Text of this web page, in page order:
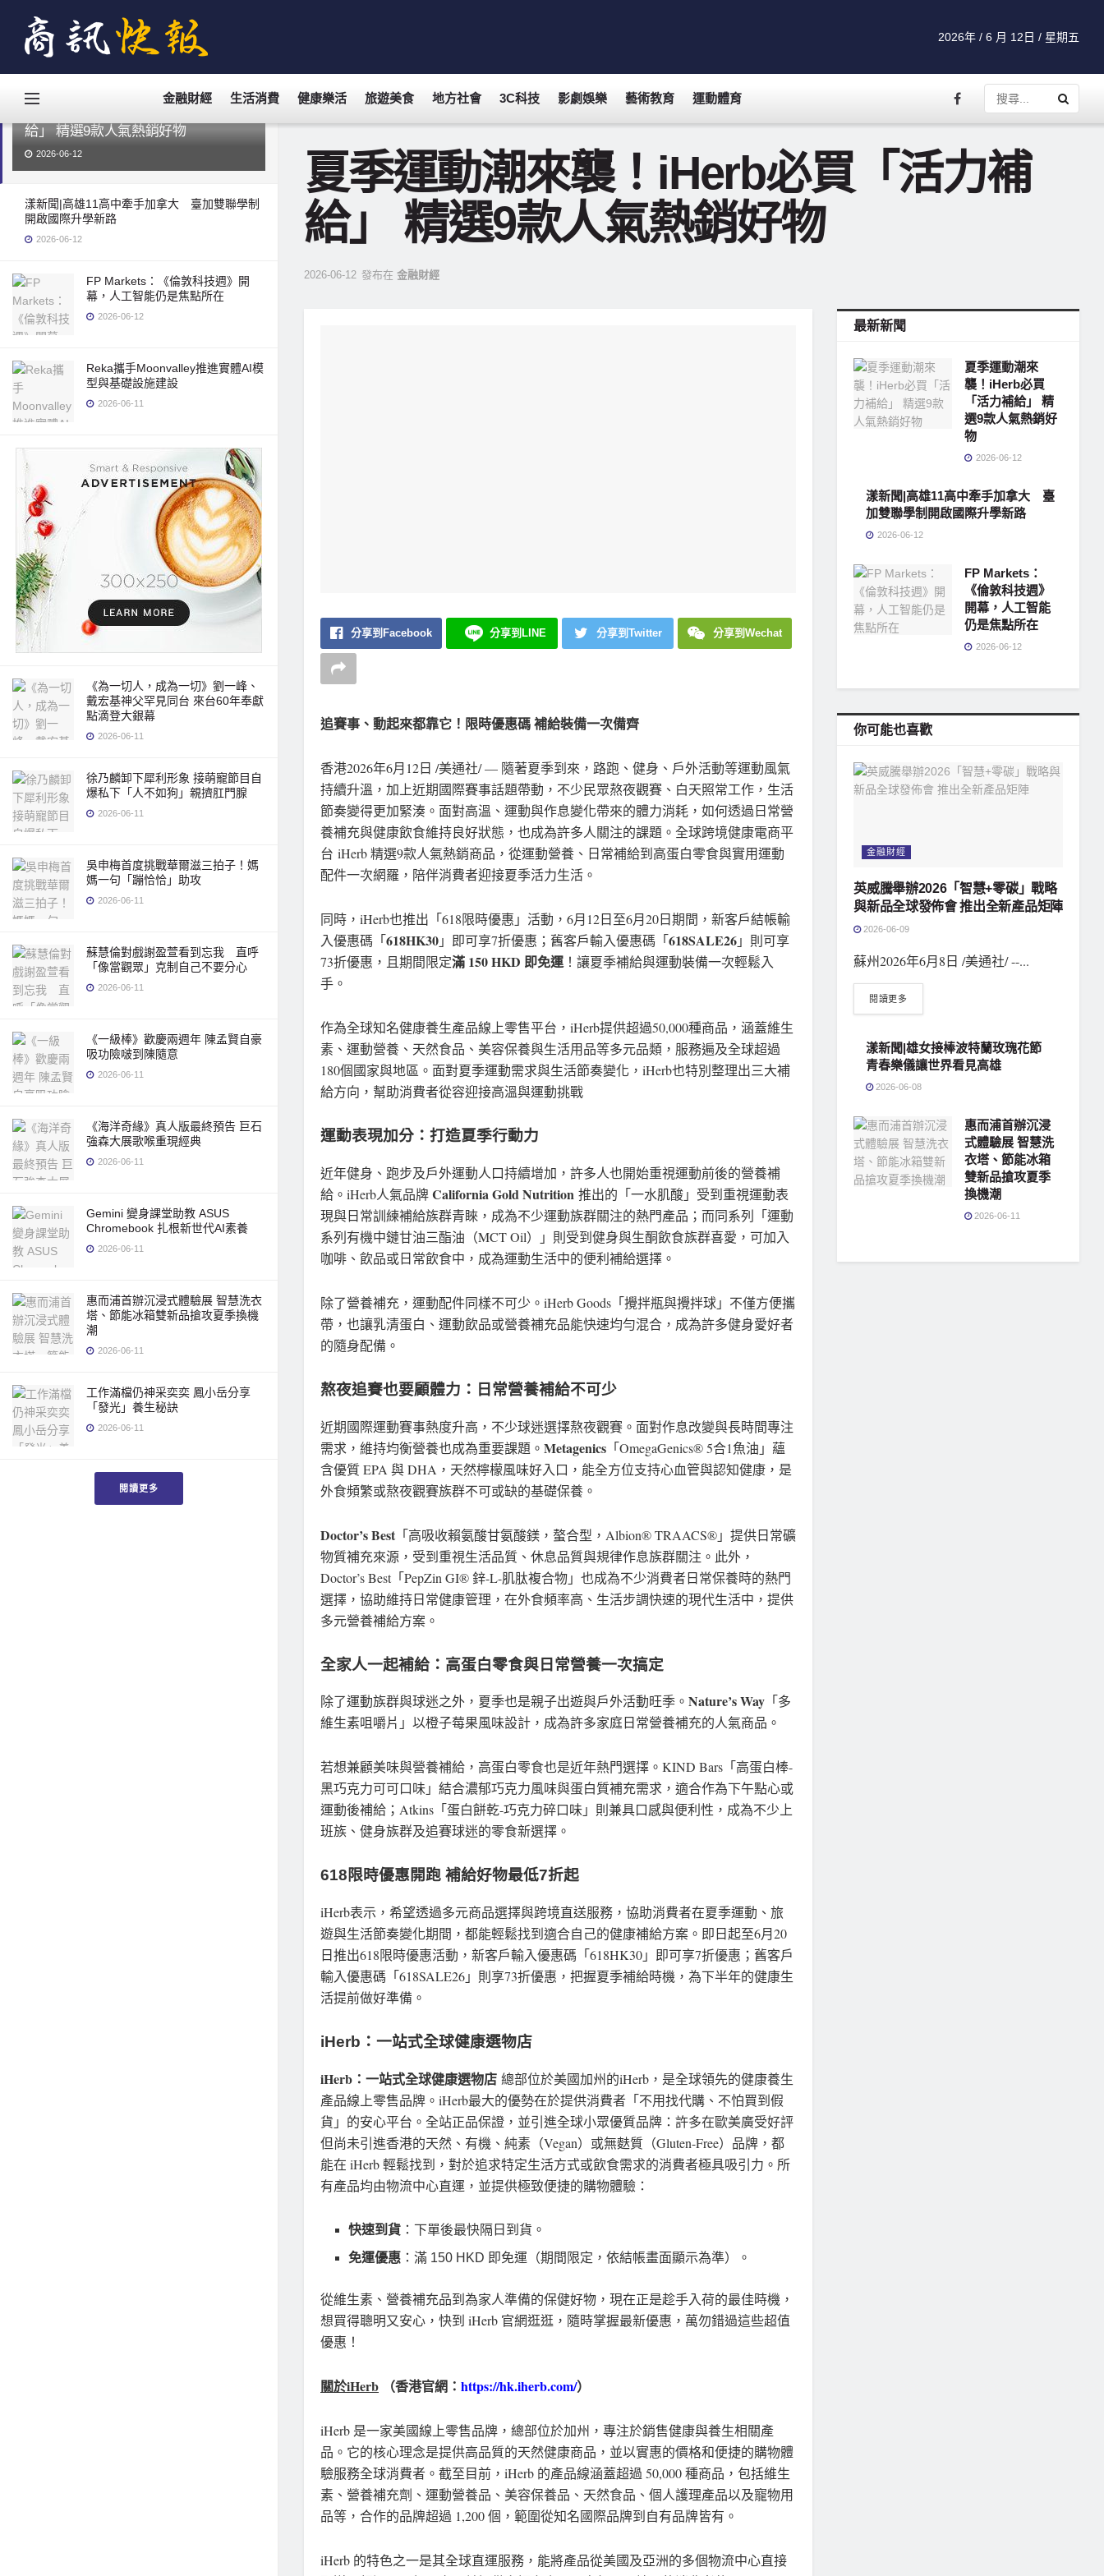
最新的
給」 精選9款人氣熱銷好物
2026-06-12
漾新聞|高雄11高中牽手加拿大 臺加雙聯學制
開啟國際升學新路
2026-06-12
FP Markets：《倫敦科技週》開
幕，人工智能仍是焦點所在
2026-06-12
Reka攜手Moonvalley推進實體AI模
型與基礎設施建設
2026-06-11
《為一切人，成為一切》劉一峰、
戴宏基神父罕見同台 來台60年奉獻
點滴登大銀幕
2026-06-11
徐乃麟卸下犀利形象 接萌寵節目自
爆私下「人不如狗」親擠肛門腺
2026-06-11
吳申梅首度挑戰華爾滋三拍子！媽
媽一句「蹦恰恰」助攻
2026-06-11
蘇慧倫對戲謝盈萱看到忘我 直呼
「像當觀眾」克制自己不要分心
2026-06-11
《一級棒》歡慶兩週年 陳孟賢自豪
吸功險啵到陳隨意
2026-06-11
《海洋奇緣》真人版最終預告 巨石
強森大展歌喉重現經典
2026-06-11
Gemini 變身課堂助教 ASUS
Chromebook 扎根新世代AI素養
2026-06-11
惠而浦首辦沉浸式體驗展 智慧洗衣
塔、節能冰箱雙新品搶攻夏季換機
潮
2026-06-11
工作滿檔仍神采奕奕 鳳小岳分享
「發光」養生秘訣
2026-06-11
閱讀更多
2026年 / 6 月 12日 / 星期五
金融財經 生活消費 健康樂活 旅遊美食 地方社會 3C科技 影劇娛樂 藝術教育 運動體育
夏季運動潮來襲！iHerb必買「活力補
給」 精選9款人氣熱銷好物
2026-06-12 發布在 金融財經
分享到Facebook 分享到LINE 分享到Twitter 分享到Wechat
追賽事、動起來都靠它！ 限時優惠碼補給裝備一次備齊
香港2026年6月12日 /美通社/ — 隨著夏季到來，路跑、健身、戶外活動等運動風氣
持續升溫，加上近期國際賽事話題帶動，不少民眾熬夜觀賽、白天照常工作，生活
節奏變得更加緊湊。面對高溫、運動與作息變化帶來的體力消耗，如何透過日常營
養補充與健康飲食維持良好狀態，也成為許多人關注的課題。全球跨境健康電商平
台 iHerb 精選9款人氣熱銷商品，從運動營養、日常補給到高蛋白零食與實用運動
配件一次網羅，陪伴消費者迎接夏季活力生活。
同時，iHerb也推出「618限時優惠」活動，6月12日至6月20日期間，新客戶結帳輸
入優惠碼「618HK30」即可享7折優惠；舊客戶輸入優惠碼「618SALE26」則可享
73折優惠，且期間限定滿 150 HKD 即免運！讓夏季補給與運動裝備一次輕鬆入
手。
作為全球知名健康養生產品線上零售平台，iHerb提供超過50,000種商品，涵蓋維生
素、運動營養、天然食品、美容保養與生活用品等多元品類，服務遍及全球超過
180個國家與地區。面對夏季運動需求與生活節奏變化，iHerb也特別整理出三大補
給方向，幫助消費者從容迎接高溫與運動挑戰
運動表現加分：打造夏季行動力
近年健身、跑步及戶外運動人口持續增加，許多人也開始重視運動前後的營養補
給。iHerb人氣品牌California Gold Nutrition 推出的「一水肌酸」受到重視運動表
現與日常訓練補給族群青睞，成為不少運動族群關注的熱門產品；而同系列「運動
系列有機中鏈甘油三酯油（MCT Oil）」則受到健身與生酮飲食族群喜愛，可加入
咖啡、飲品或日常飲食中，成為運動生活中的便利補給選擇。
除了營養補充，運動配件同樣不可少。iHerb Goods「攪拌瓶與攪拌球」不僅方便攜
帶，也讓乳清蛋白、運動飲品或營養補充品能快速均勻混合，成為許多健身愛好者
的隨身配備。
熬夜追賽也要顧體力：日常營養補給不可少
近期國際運動賽事熱度升高，不少球迷選擇熬夜觀賽。面對作息改變與長時間專注
需求，維持均衡營養也成為重要課題。 Metagenics 「OmegaGenics® 5合1魚油」蘊
含優質 EPA 與 DHA，天然檸檬風味好入口，能全方位支持心血管與認知健康，是
外食頻繁或熬夜觀賽族群不可或缺的基礎保養。
Doctor’s Best 「高吸收賴氨酸甘氨酸鎂，螯合型，Albion® TRAACS®」提供日常礦
物質補充來源，受到重視生活品質、休息品質與規律作息族群關注。此外，
Doctor’s Best「PepZin GI® 鋅-L-肌肽複合物」也成為不少消費者日常保養時的熱門
選擇，協助維持日常健康管理，在外食頻率高、生活步調快速的現代生活中，提供
多元營養補給方案。
全家人一起補給：高蛋白零食與日常營養一次搞定
除了運動族群與球迷之外，夏季也是親子出遊與戶外活動旺季。 Nature’s Way 「多
維生素咀嚼片」以橙子莓果風味設計，成為許多家庭日常營養補充的人氣商品。
若想兼顧美味與營養補給，高蛋白零食也是近年熱門選擇。KIND Bars「高蛋白棒-
黑巧克力可可口味」結合濃郁巧克力風味與蛋白質補充需求，適合作為下午點心或
運動後補給；Atkins「蛋白餅乾-巧克力碎口味」則兼具口感與便利性，成為不少上
班族、健身族群及追賽球迷的零食新選擇。
618限時優惠開跑 補給好物最低7折起
iHerb表示，希望透過多元商品選擇與跨境直送服務，協助消費者在夏季運動、旅
遊與生活節奏變化期間，都能輕鬆找到適合自己的健康補給方案。即日起至6月20
日推出618限時優惠活動，新客戶輸入優惠碼「618HK30」即可享7折優惠；舊客戶
輸入優惠碼「618SALE26」則享73折優惠，把握夏季補給時機，為下半年的健康生
活提前做好準備。
iHerb：一站式全球健康選物店
iHerb：一站式全球健康選物店 總部位於美國加州的iHerb，是全球領先的健康養生
產品線上零售品牌。iHerb最大的優勢在於提供消費者「不用找代購、不怕買到假
貨」的安心平台。全站正品保證，並引進全球小眾優質品牌：許多在歐美廣受好評
但尚未引進香港的天然、有機、純素（Vegan）或無麩質（Gluten-Free）品牌，都
能在 iHerb 輕鬆找到，對於追求特定生活方式或飲食需求的消費者極具吸引力。所
有產品均由物流中心直運，並提供極致便捷的購物體驗：
快速到貨 ：下單後最快隔日到貨。
免運優惠 ：滿 150 HKD 即免運（期間限定，依結帳畫面顯示為準）。
從維生素、營養補充品到為家人準備的保健好物，現在正是趁手入荷的最佳時機，
想買得聰明又安心，快到 iHerb 官網逛逛，隨時掌握最新優惠，萬勿錯過這些超值
優惠！
關於iHerb （香港官網： https://hk.iherb.com/）
iHerb 是一家美國線上零售品牌，總部位於加州，專注於銷售健康與養生相關產
品。它的核心理念是提供高品質的天然健康商品，並以實惠的價格和便捷的購物體
驗服務全球消費者。截至目前，iHerb 的產品線涵蓋超過 50,000 種商品，包括維生
素、營養補充劑、運動營養品、美容保養品、天然食品、個人護理產品以及寵物用
品等，合作的品牌超過 1,200 個，範圍從知名國際品牌到自有品牌皆有。
iHerb 的特色之一是其全球直運服務，能將產品從美國及亞洲的多個物流中心直接
最新新聞
夏季運動潮來
襲！iHerb必買
「活力補給」 精
選9款人氣熱銷好
物
2026-06-12
漾新聞|高雄11高中牽手加拿大 臺
加雙聯學制開啟國際升學新路
2026-06-12
FP Markets：
《倫敦科技週》
開幕，人工智能
仍是焦點所在
2026-06-12
你可能也喜歡
金融財經
英威騰舉辦2026「智慧+零碳」戰略
與新品全球發佈會 推出全新產品矩陣
2026-06-09
蘇州2026年6月8日 /美通社/ --...
閱讀更多
漾新聞|雄女接棒波特蘭玫瑰花節
青春樂儀讓世界看見高雄
2026-06-08
惠而浦首辦沉浸
式體驗展 智慧洗
衣塔、節能冰箱
雙新品搶攻夏季
換機潮
2026-06-11